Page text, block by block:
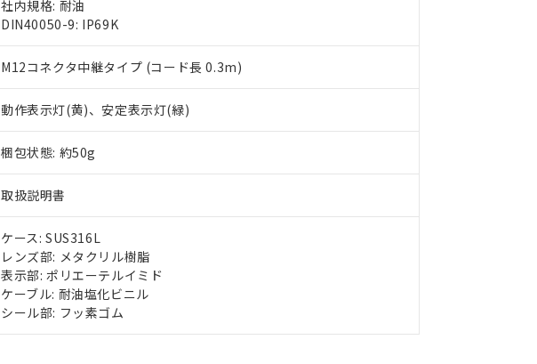
社内規格: 耐油
DIN40050-9: IP69K
M12コネクタ中継タイプ (コード長 0.3m)
動作表示灯(黄)、安定表示灯(緑)
梱包状態: 約50g
取扱説明書
ケース: SUS316L
レンズ部: メタクリル樹脂
表示部: ポリエーテルイミド
ケーブル: 耐油塩化ビニル
シール部: フッ素ゴム
既に当社にて対応品への在庫切替を完了していることから、特段のことがない限り、